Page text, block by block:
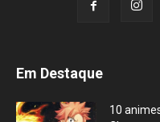
Em Destaque
10